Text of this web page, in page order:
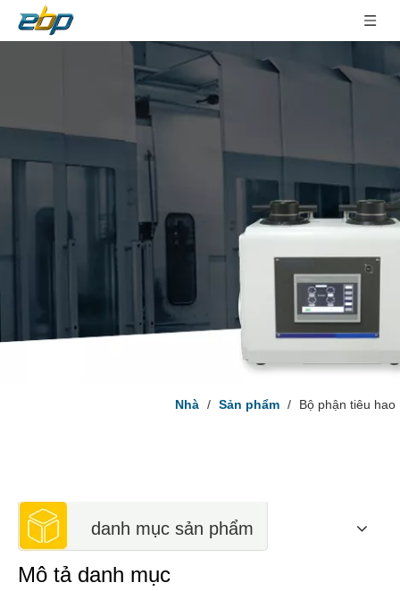
Nhà / Sản phẩm / Bộ phận tiêu hao
danh mục sản phẩm
Mô tả danh mục